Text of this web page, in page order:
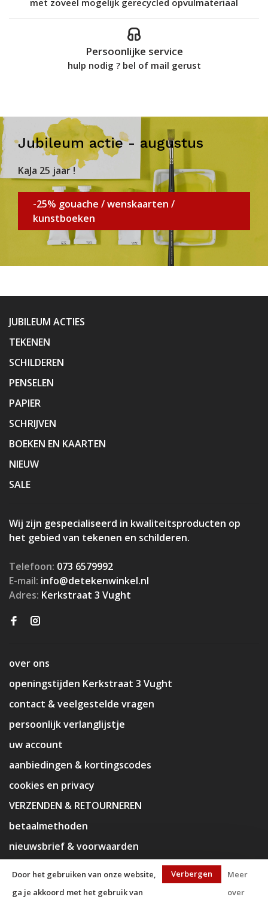
Persoonlijke service
hulp nodig ? bel of mail gerust
Jubileum actie - augustus
KaJa 25 jaar !
-25% gouache / wenskaarten /
kunstboeken
JUBILEUM ACTIES
TEKENEN
SCHILDEREN
PENSELEN
PAPIER
SCHRIJVEN
BOEKEN EN KAARTEN
NIEUW
SALE
Wij zijn gespecialiseerd in kwaliteitsproducten op
het gebied van tekenen en schilderen.
Telefoon: 073 6579992
E-mail: info@detekenwinkel.nl
Adres: Kerkstraat 3 Vught
over ons
openingstijden Kerkstraat 3 Vught
contact & veelgestelde vragen
persoonlijk verlanglijstje
uw account
aanbiedingen & kortingscodes
cookies en privacy
VERZENDEN & RETOURNEREN
betaalmethoden
nieuwsbrief & voorwaarden
Door het gebruiken van onze website,
ga je akkoord met het gebruik van
Verbergen
Meer
over